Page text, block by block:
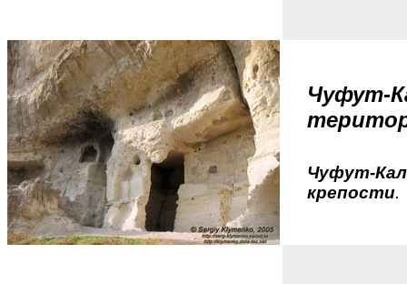
Чуфут-
Чуфут-
крепости.